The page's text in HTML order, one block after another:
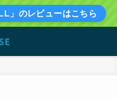
」のレビューはこちら